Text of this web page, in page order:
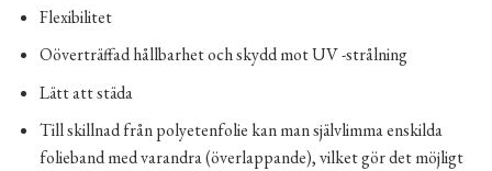
Flexibilitet
Oöverträffad hållbarhet och skydd mot UV -strålning
Lätt att städa
Till skillnad från polyetenfolie kan man självlimma enskilda
folieband med varandra (överlappande), vilket gör det möjligt